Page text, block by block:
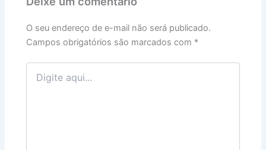
O seu endereço de e-mail não será publicado.
Campos obrigatórios são marcados com *
Digite
aqui...